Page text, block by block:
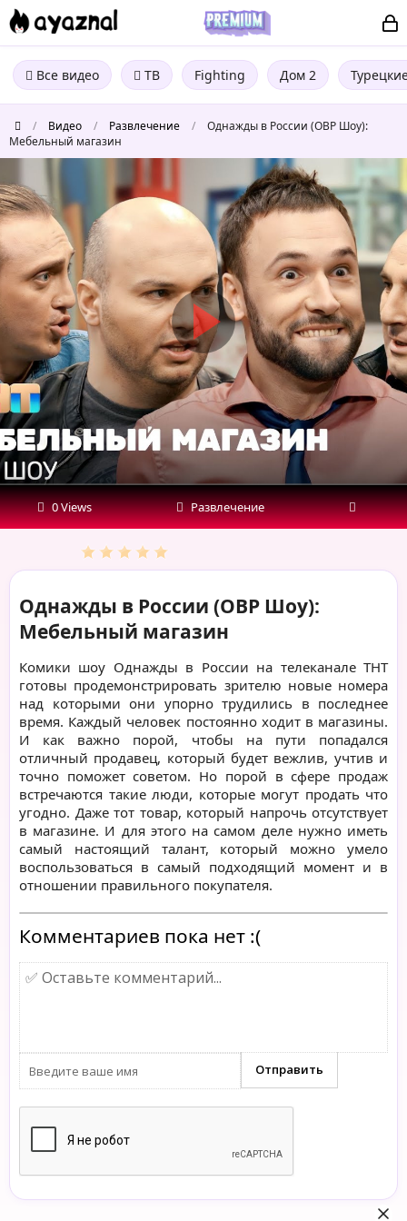
Все видео ТВ Fighting Дом 2
/ Видео / Развлечение /
Однажды в России (ОВР Шоу):
Мебельный магазин
Однажды
в
России
(ОВР
Шоу):
Мебельный
магазин
0 Views Развлечение
Однажды в России (ОВР Шоу):
Мебельный магазин
Комики шоу Однажды в России на телеканале ТНТ
готовы продемонстрировать зрителю новые номера
над которыми они упорно трудились в последнее
время. Каждый человек постоянно ходит в магазины.
И как важно порой, чтобы на пути попадался
отличный продавец, который будет вежлив, учтив и
точно поможет советом. Но порой в сфере продаж
встречаются такие люди, которые могут продать что
угодно. Даже тот товар, который напрочь отсутствует
в магазине. И для этого на самом деле нужно иметь
самый настоящий талант, который можно умело
воспользоваться в самый подходящий момент и в
отношении правильного покупателя.
Комментариев пока нет :(